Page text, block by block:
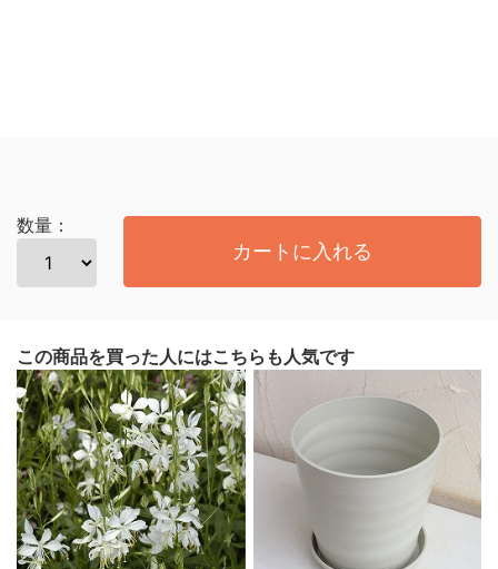
数量：
カートに入れる
この商品を買った人にはこちらも人気です